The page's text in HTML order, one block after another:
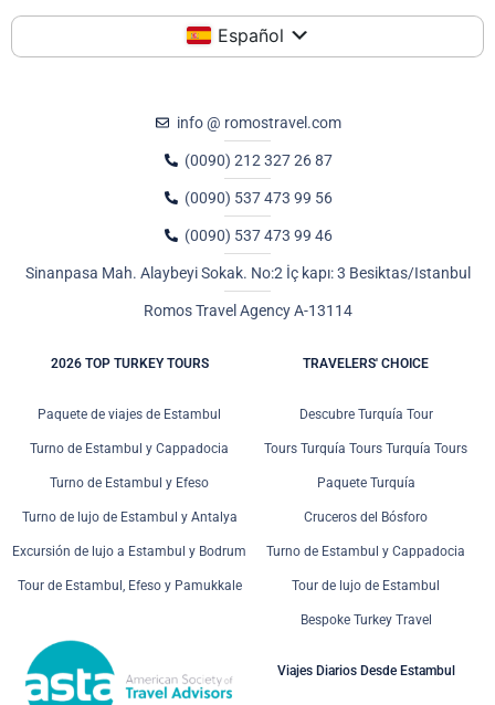
Español
info @ romostravel.com
(0090) 212 327 26 87
(0090) 537 473 99 56
(0090) 537 473 99 46
Sinanpasa Mah. Alaybeyi Sokak. No:2 İç kapı: 3 Besiktas/Istanbul
Romos Travel Agency A-13114
2026 TOP TURKEY TOURS
Paquete de viajes de Estambul
Turno de Estambul y Cappadocia
Turno de Estambul y Efeso
Turno de lujo de Estambul y Antalya
Excursión de lujo a Estambul y Bodrum
Tour de Estambul, Efeso y Pamukkale
TRAVELERS' CHOICE
Descubre Turquía Tour
Tours Turquía Tours Turquía Tours
Paquete Turquía
Cruceros del Bósforo
Turno de Estambul y Cappadocia
Tour de lujo de Estambul
Bespoke Turkey Travel
Viajes Diarios Desde Estambul